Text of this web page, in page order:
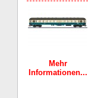
Mehr
Informationen...